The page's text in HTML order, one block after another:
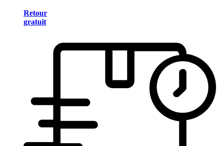
Retour
gratuit